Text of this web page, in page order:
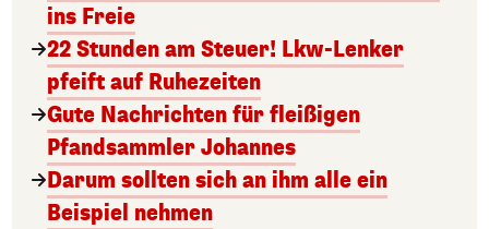
ins Freie
22 Stunden am Steuer! Lkw-Lenker
pfeift auf Ruhezeiten
Gute Nachrichten für fleißigen
Pfandsammler Johannes
Darum sollten sich an ihm alle ein
Beispiel nehmen